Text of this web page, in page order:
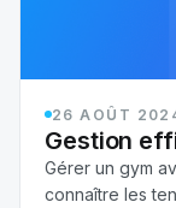
26 AOÛT
Gestion
Gérer un gym
connaître les